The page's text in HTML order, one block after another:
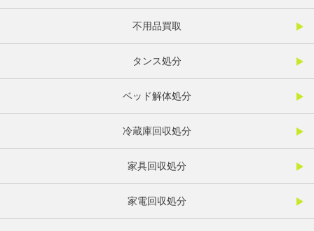
不用品買取
タンス処分
ベッド解体処分
冷蔵庫回収処分
家具回収処分
家電回収処分